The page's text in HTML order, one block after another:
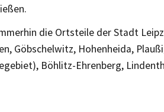
die Ortsteile der Stadt
Göbschelwitz, Hohenheida,
Böhlitz-Ehrenberg,